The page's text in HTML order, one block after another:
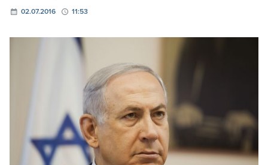
02.07.2016 11:53